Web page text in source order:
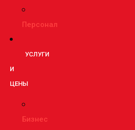
Персонал
УСЛУГИ
И
ЦЕНЫ
Бизнес